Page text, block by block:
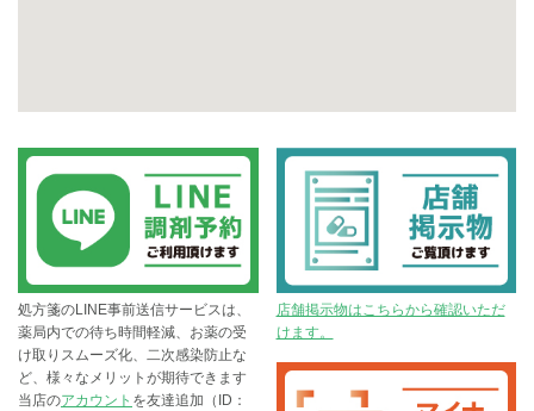
処方箋のLINE事前送信サービスは、
薬局内での待ち時間軽減、お薬の受
け取りスムーズ化、二次感染防止な
ど、様々なメリットが期待できます
当店のアカウント を友達追加（ID：
店舗掲示物はこちらから確認いただ
けます。